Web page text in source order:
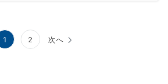
1 2 次へ